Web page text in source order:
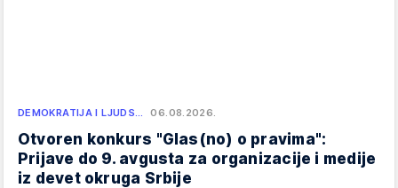
DEMOKRATIJA I LJUDS… 06.08.2026.
Otvoren konkurs "Glas(no) o pravima":
Prijave do 9. avgusta za organizacije i medije
iz devet okruga Srbije